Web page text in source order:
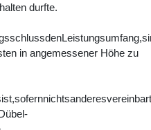
durfte.
in angemessener Höhe zu